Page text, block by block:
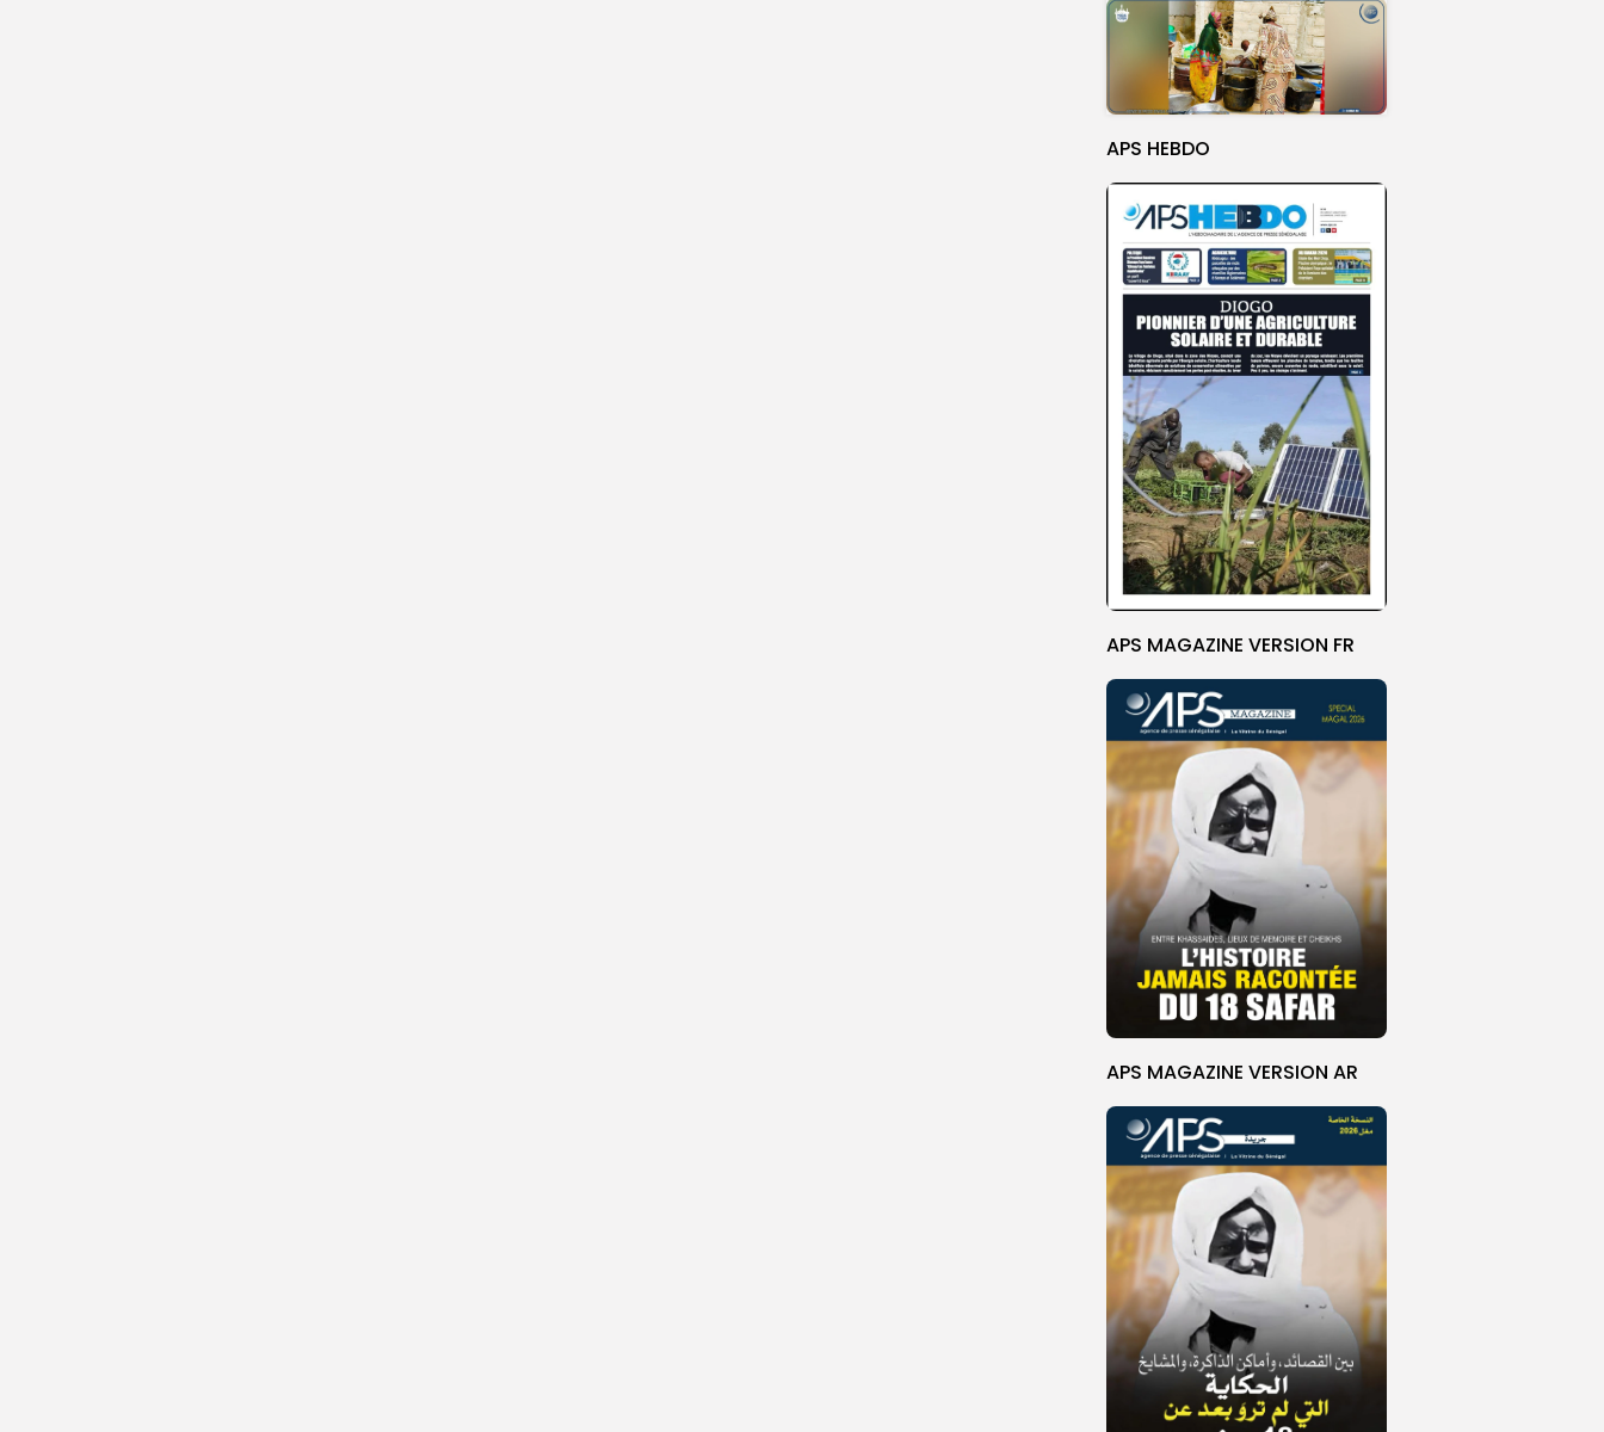
APS HEBDO
APS MAGAZINE VERSION FR
APS MAGAZINE VERSION AR